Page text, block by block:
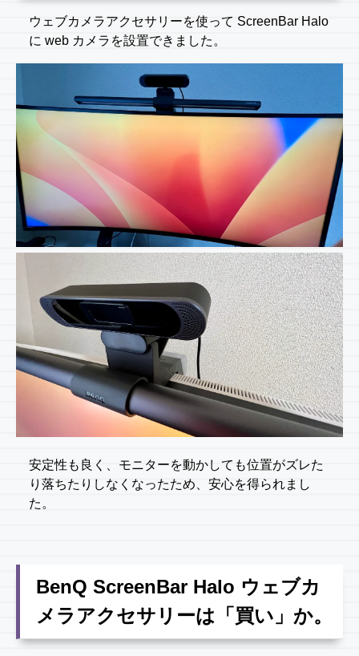
ウェブカメラアクセサリーを使って ScreenBar Halo
に web カメラを設置できました。
安定性も良く、モニターを動かしても位置がズレた
り落ちたりしなくなったため、安心を得られまし
た。
BenQ ScreenBar Halo ウェブカ
メラアクセサリーは「買い」か。